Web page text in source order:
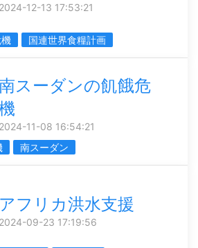
2024-12-13 17:53:21
国連世界食糧計画
スーダンの飢餓危
2024-11-08 16:54:21
南スーダン
アフリカ洪水支援
2024-09-23 17:19:56